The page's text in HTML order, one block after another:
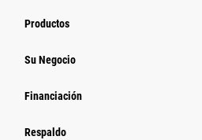
Productos
Su Negocio
Financiación
Respaldo